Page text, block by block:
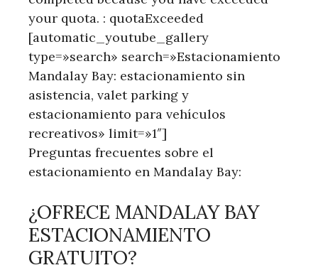
your quota. : quotaExceeded
[automatic_youtube_gallery
type=»search» search=»Estacionamiento
Mandalay Bay: estacionamiento sin
asistencia, valet parking y
estacionamiento para vehículos
recreativos» limit=»1″]
Preguntas frecuentes ⁣sobre el
estacionamiento​ en ‍Mandalay Bay:
¿OFRECE MANDALAY BAY
ESTACIONAMIENTO
GRATUITO?